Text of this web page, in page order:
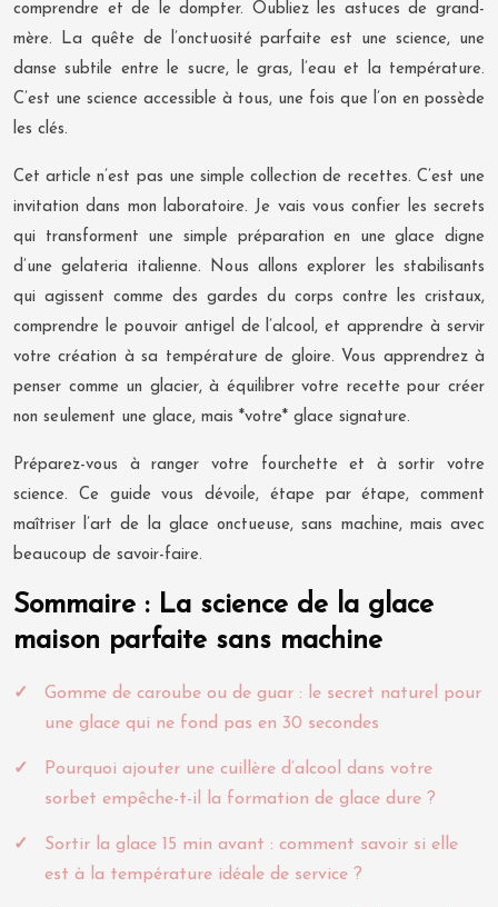
comprendre et de le dompter. Oubliez les astuces de grand-
mère. La quête de l’onctuosité parfaite est une science, une
danse subtile entre le sucre, le gras, l’eau et la température.
C’est une science accessible à tous, une fois que l’on en possède
les clés.
Cet article n’est pas une simple collection de recettes. C’est une
invitation dans mon laboratoire. Je vais vous confier les secrets
qui transforment une simple préparation en une glace digne
d’une gelateria italienne. Nous allons explorer les stabilisants
qui agissent comme des gardes du corps contre les cristaux,
comprendre le pouvoir antigel de l’alcool, et apprendre à servir
votre création à sa température de gloire. Vous apprendrez à
penser comme un glacier, à équilibrer votre recette pour créer
non seulement une glace, mais *votre* glace signature.
Préparez-vous à ranger votre fourchette et à sortir votre
science. Ce guide vous dévoile, étape par étape, comment
maîtriser l’art de la glace onctueuse, sans machine, mais avec
beaucoup de savoir-faire.
Sommaire : La science de la glace
maison parfaite sans machine
Gomme de caroube ou de guar : le secret naturel pour
une glace qui ne fond pas en 30 secondes
Pourquoi ajouter une cuillère d’alcool dans votre
sorbet empêche-t-il la formation de glace dure ?
Sortir la glace 15 min avant : comment savoir si elle
est à la température idéale de service ?